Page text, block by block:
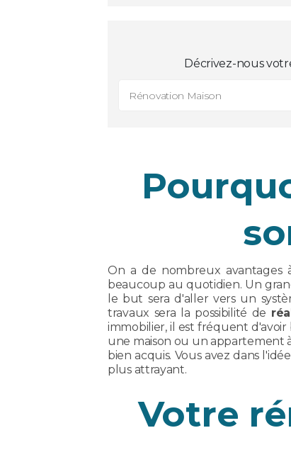
Décrivez-nous
Rénovation Maison
On a de nombreux avantages
beaucoup au quotidien. Un
le but sera d'aller vers un
travaux sera la possibilité de
immobilier, il est fréquent
une maison ou un appartement
bien acquis. Vous avez dans
plus attrayant.
Votre